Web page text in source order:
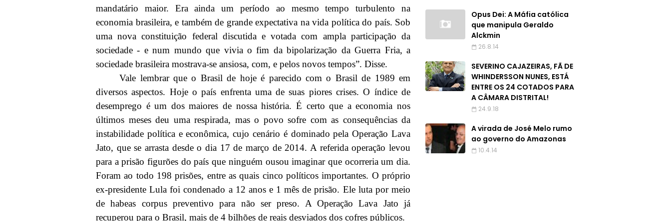
mandatário maior. Era ainda um período ao mesmo tempo turbulento na
economia brasileira, e também de grande expectativa na vida política do país. Sob
uma nova constituição federal discutida e votada com ampla participação da
sociedade - e num mundo que vivia o fim da bipolarização da Guerra Fria, a
sociedade brasileira mostrava-se ansiosa, com, e pelos novos tempos”. Disse.
Vale lembrar que o Brasil de hoje é parecido com o Brasil de 1989 em
diversos aspectos. Hoje o país enfrenta uma de suas piores crises. O índice de
desemprego é um dos maiores de nossa história. É certo que a economia nos
últimos meses deu uma respirada, mas o povo sofre com as consequências da
instabilidade política e econômica, cujo cenário é dominado pela Operação Lava
Jato, que se arrasta desde o dia 17 de março de 2014. A referida operação levou
para a prisão figurões do país que ninguém ousou imaginar que ocorreria um dia.
Foram ao todo 198 prisões, entre as quais cinco políticos importantes. O próprio
ex-presidente Lula foi condenado a 12 anos e 1 mês de prisão. Ele luta por meio
de habeas corpus preventivo para não ser preso. A Operação Lava Jato já
recuperou para o Brasil, mais de 4 bilhões de reais desviados dos cofres públicos.
Opus Dei: A Máfia católica
que manipula Geraldo
Alckmin
26.8.14
SEVERINO CAJAZEIRAS, FÃ DE
WHINDERSSON NUNES, ESTÁ
ENTRE OS 24 COTADOS PARA
A CÂMARA DISTRITAL!
24.9.18
A virada de José Melo rumo
ao governo do Amazonas
10.4.14